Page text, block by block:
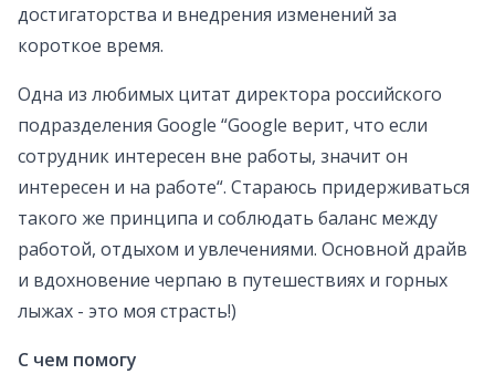
достигаторства и внедрения изменений за
короткое время.
Одна из любимых цитат директора российского
подразделения Google “Google верит, что если
сотрудник интересен вне работы, значит он
интересен и на работе“. Стараюсь придерживаться
такого же принципа и соблюдать баланс между
работой, отдыхом и увлечениями. Основной драйв
и вдохновение черпаю в путешествиях и горных
лыжах - это моя страсть!)
С чем помогу